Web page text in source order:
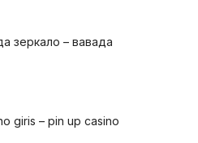
зеркало – вавада
giris – pin up casino